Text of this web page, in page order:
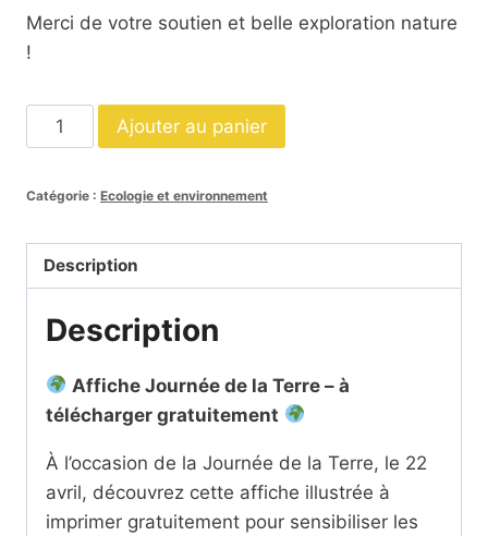
Merci de votre soutien et belle exploration nature
!
quantité
de
journée
Terre
Ajouter au panier
Catégorie : Ecologie et environnement
Description
Description
Affiche Journée de la Terre – à
télécharger gratuitement
À l’occasion de la Journée de la Terre, le 22
avril, découvrez cette affiche illustrée à
imprimer gratuitement pour sensibiliser les